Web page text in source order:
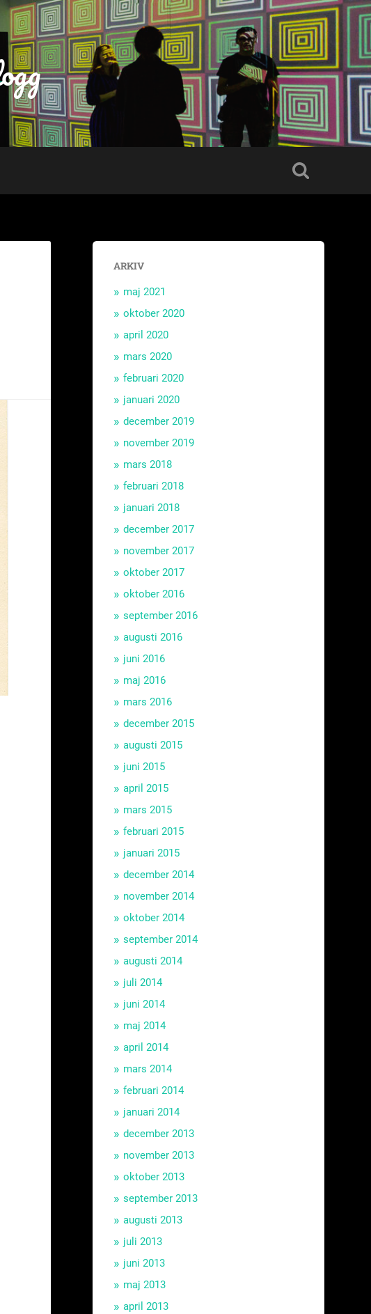
ARKIV
maj 2021
oktober 2020
april 2020
mars 2020
februari 2020
januari 2020
december 2019
november 2019
mars 2018
februari 2018
januari 2018
december 2017
november 2017
oktober 2017
oktober 2016
september 2016
augusti 2016
juni 2016
maj 2016
mars 2016
december 2015
augusti 2015
juni 2015
april 2015
mars 2015
februari 2015
januari 2015
december 2014
november 2014
oktober 2014
september 2014
augusti 2014
juli 2014
juni 2014
maj 2014
april 2014
mars 2014
februari 2014
januari 2014
december 2013
november 2013
oktober 2013
september 2013
augusti 2013
juli 2013
juni 2013
maj 2013
april 2013